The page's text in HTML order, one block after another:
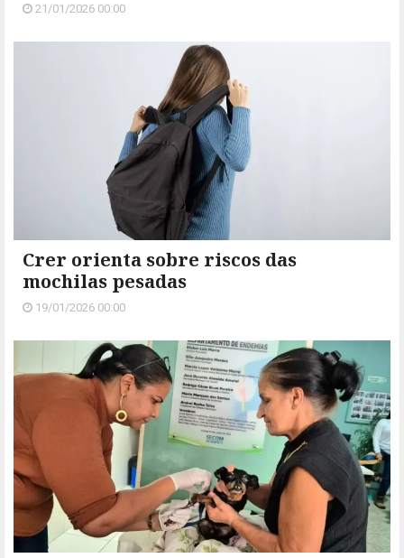
21/01/2026 00:00
Crer orienta sobre riscos das
mochilas pesadas
19/01/2026 00:00